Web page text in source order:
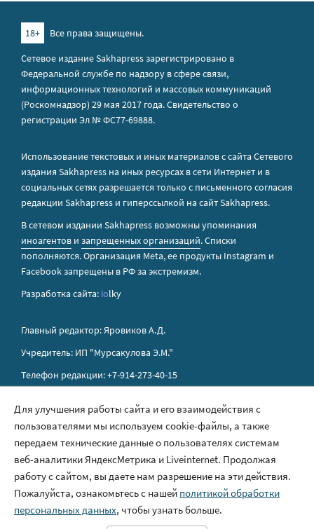
18+
Все права защищены.
Сетевое издание Sakhapress зарегистрировано в
Федеральной службе по надзору в сфере связи,
информационных технологий и массовых коммуникаций
(Роскомнадзор) 29 мая 2017 года. Свидетельство о
регистрации Эл № ФС77-69888.
Использование текстовых и иных материалов с сайта Сетевого
издания Sakhapress на иных ресурсах в сети Интернет и в
социальных сетях разрешается только с письменного согласия
редакции Sakhapress и гиперссылкой на сайт Sakhapress.
В сетевом издании Sakhapress возможны упоминания
иноагентов и запрещенных организаций. Списки
пополняются. Организация Metа, ее продукты Instagram и
Facebook запрещены в РФ за экстремизм.
Разработка сайта: iolky
Главный редактор: Яровиков А.Д.
Учредитель: ИП "Мурсакулова Э.М."
Телефон редакции: +7-914-273-40-15
Правила сайта
Политика обработки персональных данных
Размещение рекламы
Контакты
Для улучшения работы сайта и его взаимодействия с
пользователями мы используем cookie-файлы, а также
передаем технические данные о пользователях системам
веб-аналитики ЯндексМетрика и Liveinternet. Продолжая
работу с сайтом, вы даете нам разрешение на эти действия.
Пожалуйста, ознакомьтесь с нашей политикой обработки
персональных данных, чтобы узнать больше.